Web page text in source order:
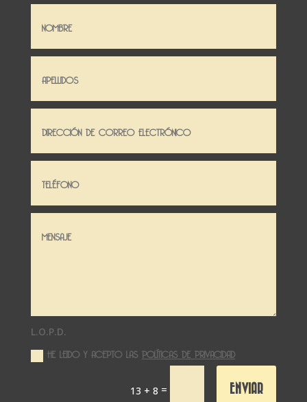
L.O.P.D.
HE LEIDO Y ACEPTO LASPOLÍTICAS DE PRIVACIDAD
13 + 8 = ENVIAR